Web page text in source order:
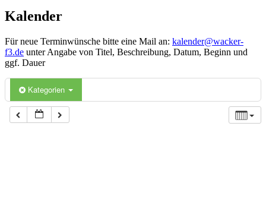
Kalender
Für neue Terminwünsche bitte eine Mail an: kalender@wacker-
f3.de unter Angabe von Titel, Beschreibung, Datum, Beginn und
ggf. Dauer
Kategorien